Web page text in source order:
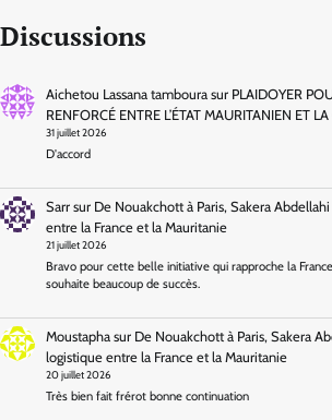
Discussions
Aichetou Lassana tambourasur PLAIDOYER
RENFORCÉ ENTRE L’ÉTAT MAURITANIEN ET
31 juillet 2026
D'accord
Sarrsur De Nouakchott à Paris, Sakera
entre la France et la Mauritanie
21 juillet 2026
Bravo pour cette belle initiative qui rapproche la
souhaite beaucoup de succès.
Moustaphasur De Nouakchott à Paris, Sakera
logistique entre la France et la Mauritanie
20 juillet 2026
Très bien fait frérot bonne continuation